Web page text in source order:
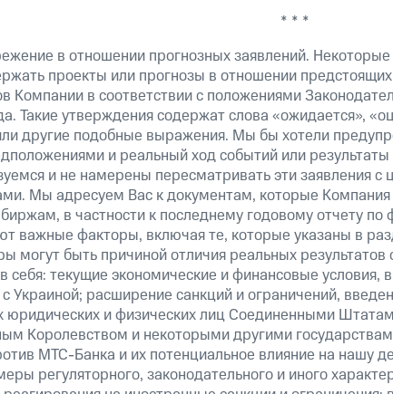
* * *
в отношении прогнозных заявлений.
проекты или прогнозы в отношении
Компании в соответствии с положениями
Такие утверждения содержат слова «ожидается»,
другие подобные выражения. Мы бы хотели
и реальный ход событий или результаты
и не намерены пересматривать эти заявления с
Мы адресуем Вас к документам, которые
в частности к последнему годовому отчету
важные факторы, включая те, которые указаны в
могут быть причиной отличия реальных результатов
себя: текущие экономические и финансовые условия,
Украиной; расширение санкций и ограничений,
юридических и физических лиц Соединенными
Королевством и некоторыми другими
МТС-Банка и их потенциальное влияние на нашу
регуляторного, законодательного и иного